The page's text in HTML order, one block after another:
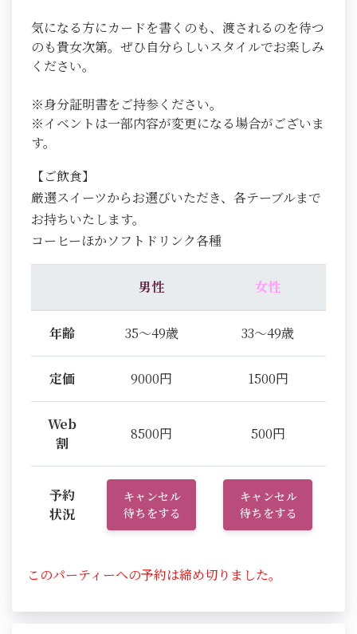
気になる方にカードを書くのも、渡されるのを待つ
のも貴女次第。ぜひ自分らしいスタイルでお楽しみ
ください。
※身分証明書をご持参ください。
※イベントは一部内容が変更になる場合がございま
す。
【ご飲食】
厳選スイーツからお選びいただき、各テーブルまで
お持ちいたします。
コーヒーほかソフトドリンク各種
男性 女性
年齢 35～49歳 33～49歳
定価 9000円 1500円
Web
割
8500円 500円
予約
状況
キャンセル
待ちをする
キャンセル
待ちをする
このパーティーへの予約は締め切りました。